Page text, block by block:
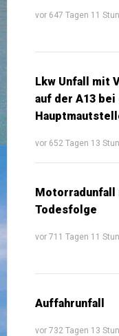
vor 647 Tagen 11
Lkw Unfall mit
auf der A13 bei
vor 652 Tagen 13
Motorradunfall
Todesfolge
vor 711 Tagen 11
Auffahrunfall
vor 732 Tagen 13